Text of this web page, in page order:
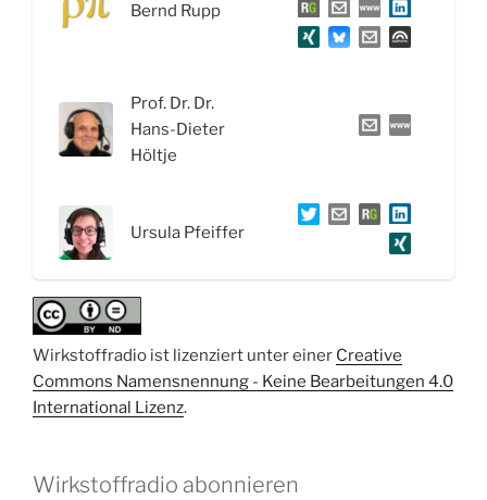
Wirkstoffen:
Metabolisierung“
Bernd Rupp
Prof. Dr. Dr.
Hans-Dieter
Höltje
Ursula Pfeiffer
Wirkstoffradio ist lizenziert unter einer Creative
Commons Namensnennung - Keine Bearbeitungen 4.0
International Lizenz.
Wirkstoffradio abonnieren